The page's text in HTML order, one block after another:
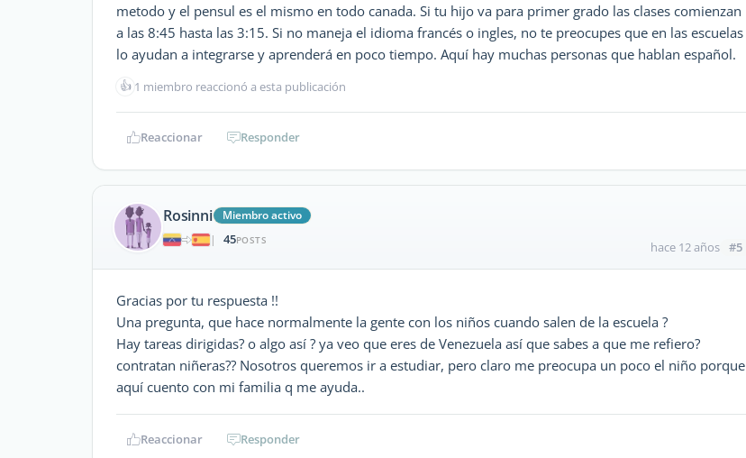
metodo y el pensul es el mismo en todo canada. Si tu hijo va para primer grado las clases comienzan
a las 8:45 hasta las 3:15. Si no maneja el idioma francés o ingles, no te preocupes que en las escuelas
lo ayudan a integrarse y aprenderá en poco tiempo. Aquí hay muchas personas que hablan español.
👍 1 miembro reaccionó a esta publicación
Reaccionar Responder
Rosinni
Miembro activo
|
45POSTS hace 12 años #5
Gracias por tu respuesta !!
Una pregunta, que hace normalmente la gente con los niños cuando salen de la escuela ?
Hay tareas dirigidas? o algo así ? ya veo que eres de Venezuela así que sabes a que me refiero?
contratan niñeras?? Nosotros queremos ir a estudiar, pero claro me preocupa un poco el niño porque
aquí cuento con mi familia q me ayuda..
Reaccionar Responder